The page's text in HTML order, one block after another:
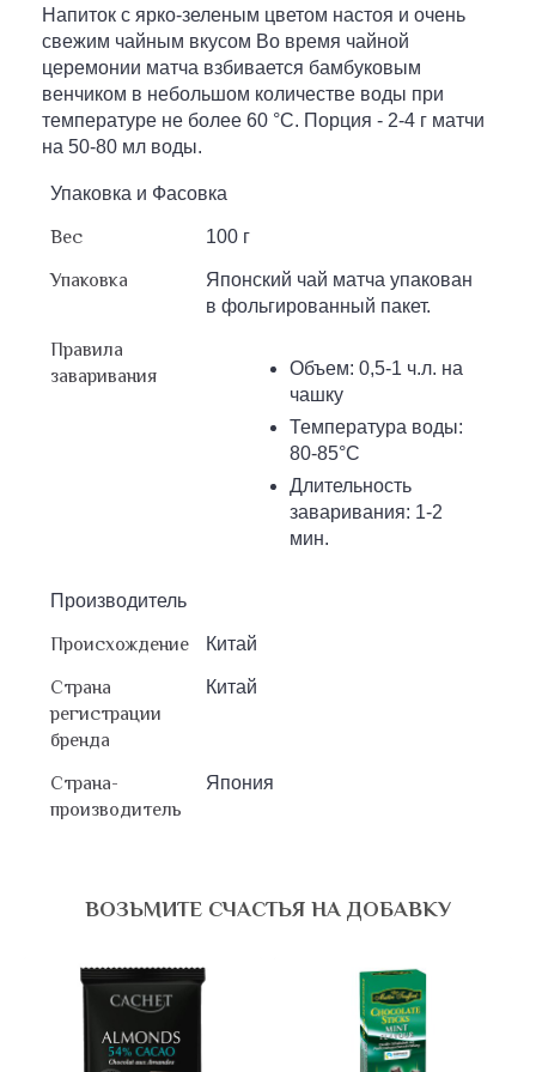
Напиток с ярко-зеленым цветом настоя и очень
свежим чайным вкусом Во время чайной
церемонии матча взбивается бамбуковым
венчиком в небольшом количестве воды при
температуре не более 60 °С. Порция - 2-4 г матчи
на 50-80 мл воды.
Упаковка и Фасовка
Вес 100 г
Упаковка
Японский чай матча упакован
в фольгированный пакет.
Правила
заваривания
Объем: 0,5-1 ч.л. на
чашку
Температура воды:
80-85°С
Длительность
заваривания: 1-2
мин.
Производитель
Происхождение Китай
Страна
регистрации
бренда
Китай
Страна-
производитель
Япония
ВОЗЬМИТЕ СЧАСТЬЯ НА ДОБАВКУ